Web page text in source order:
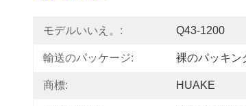
モデルいいえ。: Q43-1200
輸送のパッケージ: 裸のパッキン
商標: HUAKE